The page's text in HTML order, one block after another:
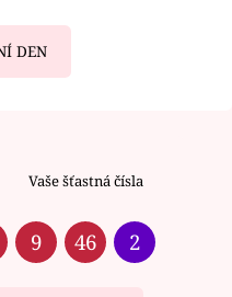
DEN
Vaše šťastná čísla
9 46 2